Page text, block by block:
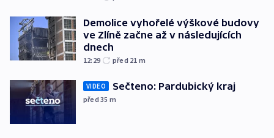
Demolice vyhořelé výškové budovy
ve Zlíně začne až v následujících
dnech
12:29 před 21 m
VIDEO Sečteno: Pardubický kraj
před 35 m